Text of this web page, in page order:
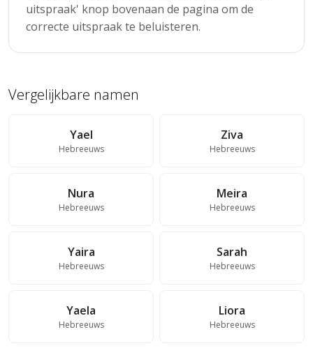
uitspraak' knop bovenaan de pagina om de
correcte uitspraak te beluisteren.
Vergelijkbare namen
Yael
Hebreeuws
Ziva
Hebreeuws
Nura
Hebreeuws
Meira
Hebreeuws
Yaira
Hebreeuws
Sarah
Hebreeuws
Yaela
Hebreeuws
Liora
Hebreeuws